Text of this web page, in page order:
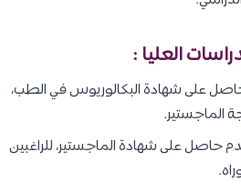
العليا :
على شهادة البكالوريوس في الطب،
الماجستير.
حاصل على شهادة الماجستير، للراغبين